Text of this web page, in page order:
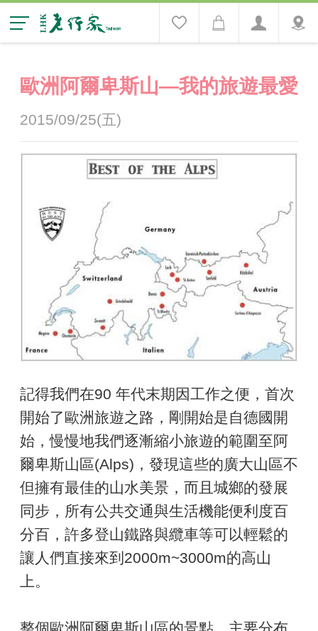
歐洲阿爾卑斯山—我的旅遊最愛
2015/09/25(五)
記得我們在90 年代末期因工作之便，首次
開始了歐洲旅遊之路，剛開始是自德國開
始，慢慢地我們逐漸縮小旅遊的範圍至阿
爾卑斯山區(Alps)，發現這些的廣大山區不
但擁有最佳的山水美景，而且城鄉的發展
同步，所有公共交通與生活機能便利度百
分百，許多登山鐵路與纜車等可以輕鬆的
讓人們直接來到2000m~3000m的高山
上。
整個歐洲阿爾卑斯山區的景點，主要分布